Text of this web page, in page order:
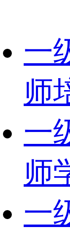
一
师
一
师
一